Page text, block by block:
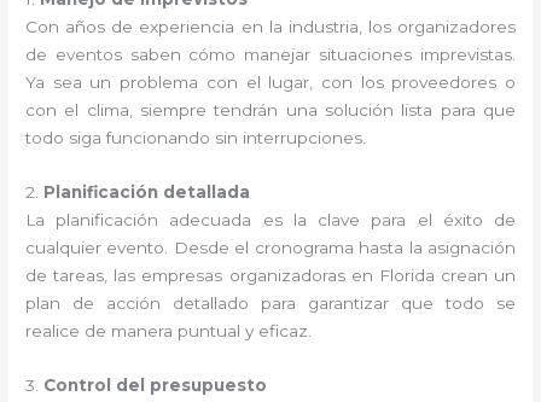
Con años de experiencia en la industria, los organizadores
de eventos saben cómo manejar situaciones imprevistas.
Ya sea un problema con el lugar, con los proveedores o
con el clima, siempre tendrán una solución lista para que
todo siga funcionando sin interrupciones.
2. Planificación detallada
La planificación adecuada es la clave para el éxito de
cualquier evento. Desde el cronograma hasta la asignación
de tareas, las empresas organizadoras en Florida crean un
plan de acción detallado para garantizar que todo se
realice de manera puntual y eficaz.
3. Control del presupuesto